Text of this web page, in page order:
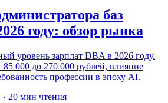
баз
году: обзор рынка
уровень зарплат DBA в 2026 году.
000 до 270 000 рублей, влияние
профессии в эпоху AI.
· 20 мин чтения